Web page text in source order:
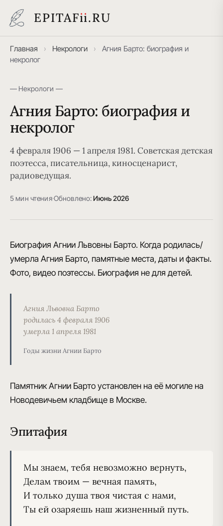
EPITAFii.RU
Главная › Некрологи ›
Агния Барто: биография и
некролог
— Некрологи —
Агния Барто: биография и
некролог
4 февраля 1906 — 1 апреля 1981. Советская детская
поэтесса, писательница, киносценарист,
радиоведущая.
5 мин чтения·Обновлено:Июнь 2026
Биография Агнии Львовны Барто. Когда родилась/
умерла Агния Барто, памятные места, даты и факты.
Фото, видео поэтессы. Биография не для детей.
Агния Львовна Барто
родилась 4 февраля 1906
умерла 1 апреля 1981
Годы жизни Агнии Барто
Памятник Агнии Барто установлен на её могиле на
Новодевичьем кладбище в Москве.
Эпитафия
Мы знаем, тебя невозможно вернуть,
Делам твоим — вечная память,
И только душа твоя чистая с нами,
Ты ей озаряешь наш жизненный путь.